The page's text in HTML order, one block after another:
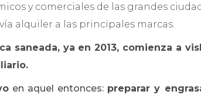
y comerciales de las grandes
alquiler a las principales marcas.
saneada, ya en 2013, comienza a
en aquel entonces: preparar y